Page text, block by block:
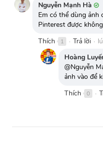
Nguyễn Mạnh Hà
Em có thể dùng ảnh
Pinterest được
Thích
1 ● Trả lời ●
Hoàng
@Nguyễn
ảnh vào để
Thích
0 ●